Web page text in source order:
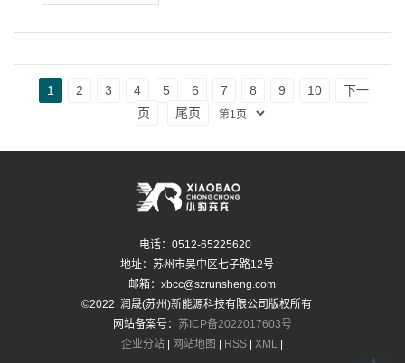
1 2 3 4 5 6 7 8 9 10
下一
页
尾页
电话：0512-65225620
地址：苏州市吴中区七子路12号
邮箱：xbcc@szrunsheng.com
©2022 润晟(苏州)新能源科技有限公司版权所有
网站备案号： 苏ICP备2022017603号
企业分站
网站地图 RSS |XML